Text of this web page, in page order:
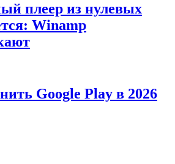
плеер из нулевых
Winamp
Google Play в 2026